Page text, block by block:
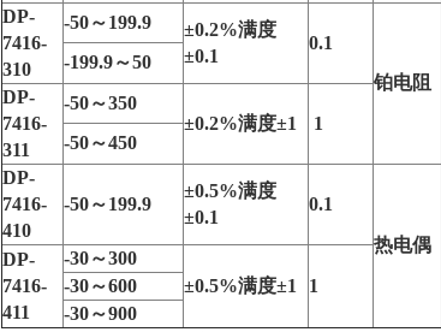
DP-
7416-
310
-50～199.9
±0.2%满度
±0.1
0.1
铂电阻
-199.9～50
DP-
7416-
311
-50～350
±0.2%满度±1
1
-50～450
DP-
7416-
410
-50～199.9
±0.5%满度
±0.1
0.1
热电偶
DP-
7416-
411
-30～300
±0.5%满度±1
1
-30～600
-30～900